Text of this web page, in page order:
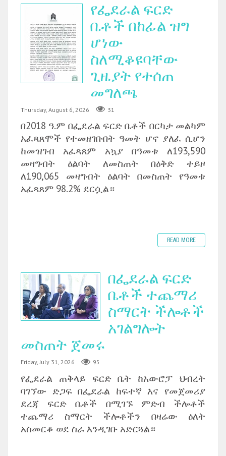
የፌደራል ፍርድ
ቤቶች በከፊል ዝግ
ሆነው
ስለሚቆዩባቸው
ጊዜያት የተሰጠ
መግለጫ
Thursday, August 6, 2026 31
በ2018 ዓ.ም በፌደራል ፍርድ ቤቶች በርካታ መልካም
አፈጻጸሞች የተመዘገቡበት ዓመት ሆኖ ያለፈ ሲሆን
ከመዝገብ አፈጻጸም አኳያ በዓመቱ ለ193,590
መዛግብት ዕልባት ለመስጠት በዕቅድ ተይዞ
ለ190,065 መዛግብት ዕልባት በመስጠት የዓመቱ
አፈጻጸም 98.2% ደርሷል።
READ MORE
በፌደራል ፍርድ
ቤቶች ተጨማሪ
ስማርት ችሎቶች
አገልግሎት
መስጠት ጀመሩ
Friday, July 31, 2026 95
የፌደራል ጠቅላይ ፍርድ ቤት ከአውሮፓ ህብረት
ባገኘው ድጋፍ በፌደራል ከፍተኛ እና የመጀመሪያ
ደረጃ ፍርድ ቤቶች በሚገኙ ምድብ ችሎቶች
ተጨማሪ ስማርት ችሎቶችን በዛሬው ዕለት
አስመርቆ ወደ ስራ እንዲገቡ አድርጓል።